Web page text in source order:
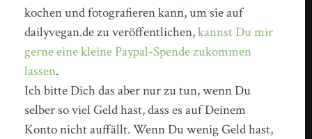
kochen und fotografieren kann, um sie auf
dailyvegan.de zu veröffentlichen,kannst Du mir
gerne eine kleine Paypal-Spende zukommen
lassen.
Ich bitte Dich das aber nur zu tun, wenn Du
selber so viel Geld hast, dass es auf Deinem
Konto nicht auffällt. Wenn Du wenig Geld hast,